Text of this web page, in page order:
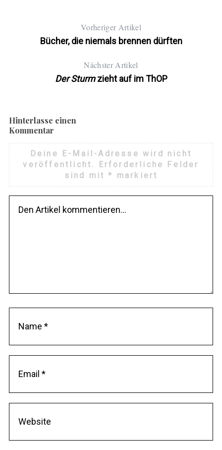
Vorheriger Artikel
Bücher, die niemals brennen dürften
Nächster Artikel
Der Sturmzieht auf im ThOP
Hinterlasse einen
Kommentar
Deine E-Mail-Adresse wird nicht
veröffentlicht.
Erforderliche Felder
sind mit* markiert